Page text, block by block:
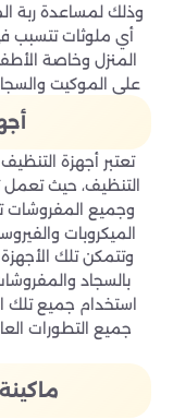
وذلك لمساعدة ربة
أي ملوثات تتسبب
المنزل وخاصة
على الموكيت
تعتبر أجهزة
التنظيف، حيث تعمل
وجميع المفروشات
الميكروبات
وتتمكن تلك
بالسجاد
استخدام جميع تلك
جميع التطورات